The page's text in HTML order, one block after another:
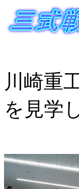
川崎重
を見学